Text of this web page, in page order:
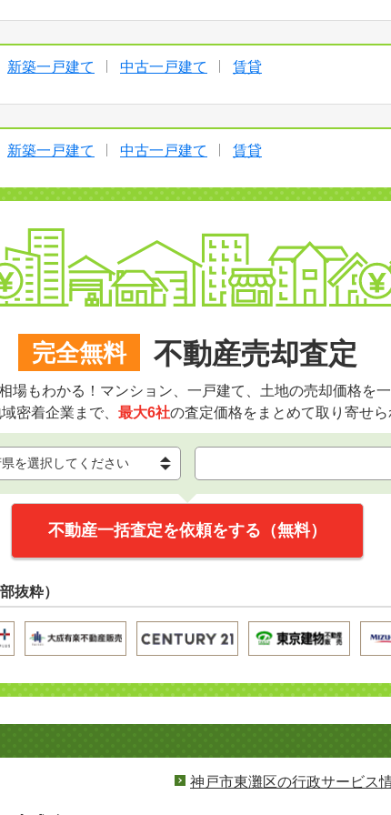
新築一戸建て 中古一戸建て 賃貸
新築一戸建て 中古一戸建て 賃貸
完全無料 不動産売却査定
場もわかる！マンション、一戸建て、土地の売却価格を
密着企業まで、 最大6社の査定価格をまとめて取り寄せ
不動産一括査定を依頼をする（無料）
抜粋）
神戸市東灘区の行政サービス